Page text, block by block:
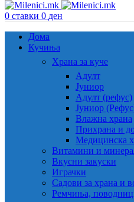
0 ставки 0 ден
Дома
Кучиња
Храна за куче
Адулт
Јуниор
Адулт (рефус)
Јуниор
Влажна храна
Прихрана и
Медицинска
Витамини и
Вкусни закуски
Играчки
Садови за храна и
Ремчиња,